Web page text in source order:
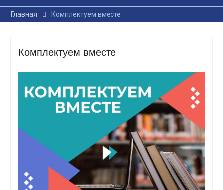
Главная Комплектуем вместе
Комплектуем вместе